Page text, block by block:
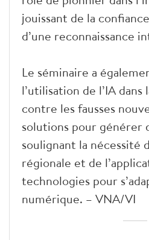
jouissant de la
d’une reconnaissance
Le séminaire a
l’utilisation de l’IA
contre les fausses
solutions pour générer
soulignant la nécessité
régionale et de
technologies pour
numérique. – VNA/VI